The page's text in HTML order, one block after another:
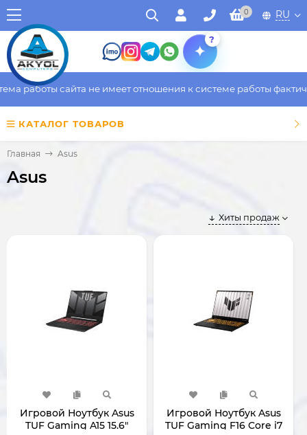
0 RU
?
сайта не имеет отношения к системе работы
КАТАЛОГ ТОВАРОВ
Главная Asus
Asus
Хиты продаж
Игровой Ноутбук Asus
TUF Gaming A15 15.6"
Игровой Ноутбук Asus
TUF Gaming F16 Core i7